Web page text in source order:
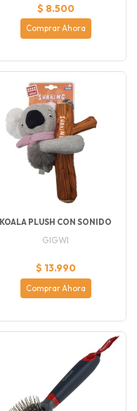
$ 8.500
Comprar Ahora
KOALA PLUSH CON SONIDO
GIGWI
$ 13.990
Comprar Ahora